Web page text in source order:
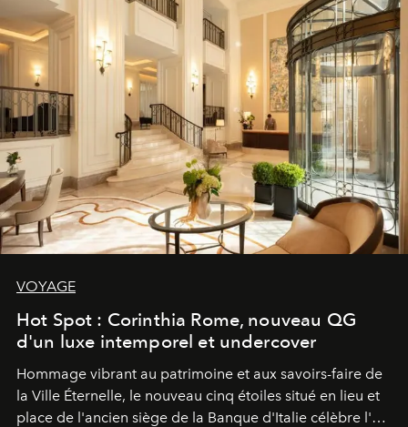
VOYAGE
Hot Spot : Corinthia Rome, nouveau QG
d'un luxe intemporel et undercover
Hommage vibrant au patrimoine et aux savoirs-faire de
la Ville Éternelle, le nouveau cinq étoiles situé en lieu et
place de l'ancien siège de la Banque d'Italie célèbre l'art